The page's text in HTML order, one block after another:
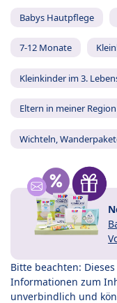
Babys Hautpflege
7-12 Monate
Kleinkinder im 3.
Eltern in meiner Region
Wichteln,
Bitte beachten:
Informationen zum
unverbindlich und